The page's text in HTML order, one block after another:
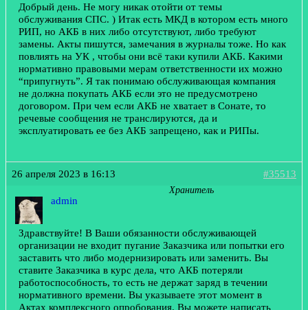
Добрый день. Не могу никак отойти от темы
обслуживания СПС. ) Итак есть МКД в котором есть много
РИП, но АКБ в них либо отсутствуют, либо требуют
замены. Акты пишутся, замечания в журналы тоже. Но как
повлиять на УК , чтобы они всё таки купили АКБ. Какими
нормативно правовыми мерам ответственности их можно
“припугнуть”. Я так понимаю обслуживающая компания
не должна покупать АКБ если это не предусмотрено
договором. При чем если АКБ не хватает в Сонате, то
речевые сообщения не транслируются, да и
эксплуатировать ее без АКБ запрещено, как и РИПы.
26 апреля 2023 в 16:13 #35513
admin
Хранитель
Здравствуйте! В Ваши обязанности обслуживающей
организации не входит пугание Заказчика или попытки его
заставить что либо модернизировать или заменить. Вы
ставите Заказчика в курс дела, что АКБ потеряли
работоспособность, то есть не держат заряд в течении
нормативного времени. Вы указываете этот момент в
Актах комплексного опробования. Вы можете написать